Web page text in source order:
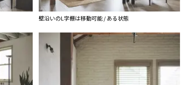
壁沿いのL字棚は移動可能 / ある状態